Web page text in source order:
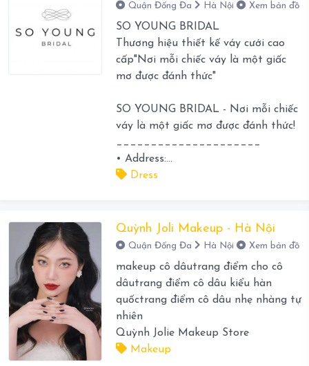
Quận Đống Đa Hà Nội Xem bản đồ
SO YOUNG BRIDAL
Thương hiệu thiết kế váy cưới cao
cấp"Nơi mỗi chiếc váy là một giấc
mơ được đánh thức"
SO YOUNG BRIDAL - Nơi mỗi chiếc
váy là một giấc mơ được đánh thức!
_____________________
• Address:...
Dress
Quỳnh Joli Makeup - Hà Nội
Quận Đống Đa Hà Nội Xem bản đồ
makeup cô dâutrang điểm cho cô
dâutrang điểm cô dâu kiểu hàn
quốctrang điểm cô dâu nhẹ nhàng tự
nhiên
Quỳnh Jolie Makeup Store
Makeup